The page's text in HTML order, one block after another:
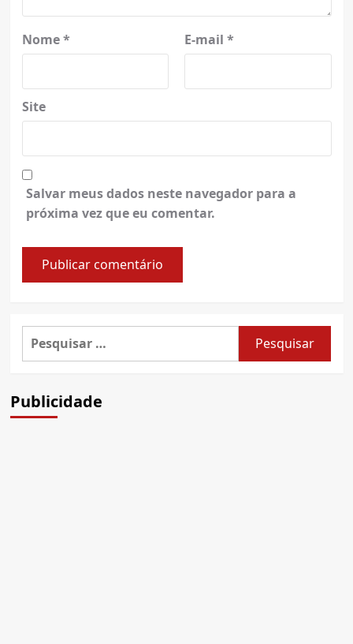
Nome* E-mail *
Site
Salvar meus dados neste navegador para a
próxima vez que eu comentar.
Pesquisar
por:
Publicidade